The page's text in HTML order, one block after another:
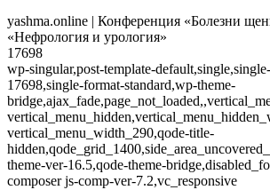
yashma.online | Конференция «Болезни
«Нефрология и урология»
17698
wp-singular,post-template-
17698,single-format-standard,wp-theme-
vertical_menu_width_290,qode-title-
theme-ver-16.5,qode-theme-
composer js-comp-ver-7.2,vc_responsive